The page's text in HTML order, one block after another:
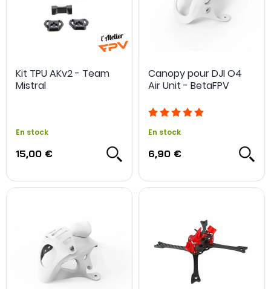
Kit TPU AKv2 - Team
Mistral
En stock
15,00 €
Canopy pour DJI O4
Air Unit - BetaFPV
En stock
6,90 €